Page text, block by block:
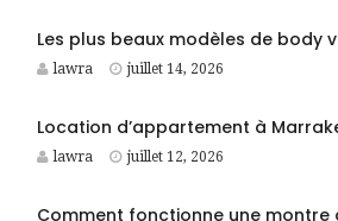
lawra juillet 14, 2026
lawra juillet 12, 2026